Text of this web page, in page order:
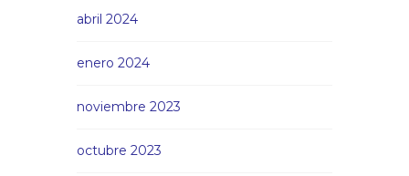
abril 2024
enero 2024
noviembre 2023
octubre 2023